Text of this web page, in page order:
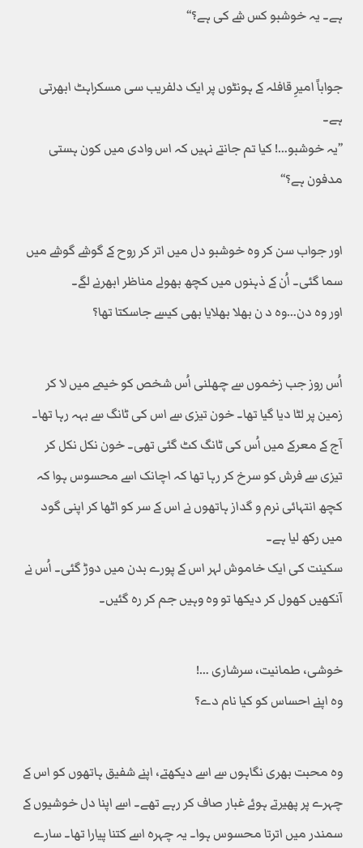
ہے۔ یہ خوشبو کس شے کی ہے؟‘‘
جواباً امیرِ قافلہ کے ہونٹوں پر ایک دلفریب سی مسکراہٹ ابھرتی
ہے۔
’’یہ خوشبو…! کیا تم جانتے نہیں کہ اس وادی میں کون ہستی
مدفون ہے؟‘‘
اور جواب سن کر وہ خوشبو دل میں اتر کر روح کے گوشے گوشے میں
سما گئی۔ اُن کے ذہنوں میں کچھ بھولے مناظر ابھرنے لگے۔
اور وہ دن…وہ د ن بھلا بھلایا بھی کیسے جاسکتا تھا؟
اُس روز جب زخموں سے چھلنی اُس شخص کو خیمے میں لا کر
زمین پر لٹا دیا گیا تھا۔ خون تیزی سے اس کی ٹانگ سے بہہ رہا تھا۔
آج کے معرکے میں اُس کی ٹانگ کٹ گئی تھی۔ خون نکل نکل کر
تیزی سے فرش کو سرخ کر رہا تھا کہ اچانک اسے محسوس ہوا کہ
کچھ انتہائی نرم و گداز ہاتھوں نے اس کے سر کو اٹھا کر اپنی گود
میں رکھ لیا ہے۔
سکینت کی ایک خاموش لہر اس کے پورے بدن میں دوڑ گئی۔ اُس نے
آنکھیں کھول کر دیکھا تو وہ وہیں جم کر رہ گئیں۔
خوشی، طمانیت، سرشاری …!
وہ اپنے احساس کو کیا نام دے؟
وہ محبت بھری نگاہوں سے اسے دیکھتے، اپنے شفیق ہاتھوں کو اس کے
چہرے پر پھیرتے ہوئے غبار صاف کر رہے تھے۔ اسے اپنا دل خوشیوں کے
سمندر میں اترتا محسوس ہوا۔ یہ چہرہ اسے کتنا پیارا تھا۔ سارے